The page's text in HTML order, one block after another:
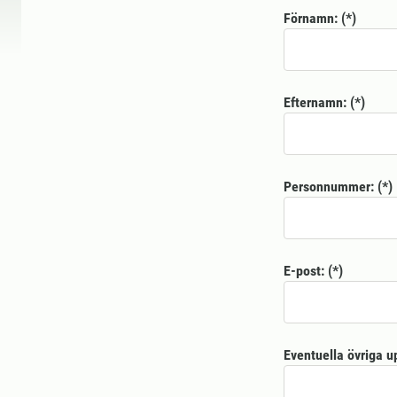
Förnamn:
Efternamn:
Personnummer:
E-post:
Eventuella övriga